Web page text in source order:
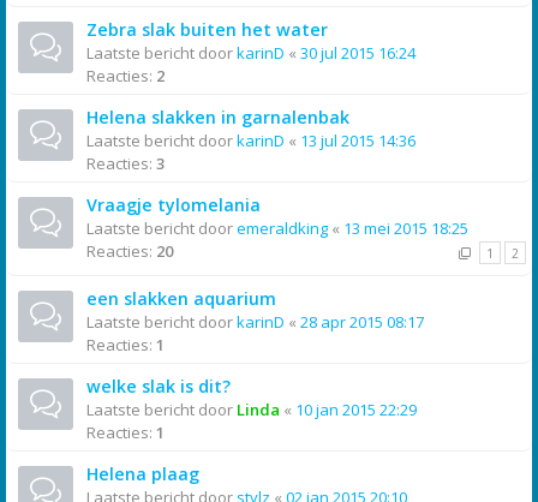
Zebra slak buiten het water
Laatste bericht doorkarinD « 30 jul 2015 16:24
Reacties: 2
Helena slakken in garnalenbak
Laatste bericht doorkarinD « 13 jul 2015 14:36
Reacties: 3
Vraagje tylomelania
Laatste bericht dooremeraldking « 13 mei 2015 18:25
Reacties: 20 1 2
een slakken aquarium
Laatste bericht doorkarinD « 28 apr 2015 08:17
Reacties: 1
welke slak is dit?
Laatste bericht door Linda « 10 jan 2015 22:29
Reacties: 1
Helena plaag
Laatste bericht door stylz « 02 jan 2015 20:10